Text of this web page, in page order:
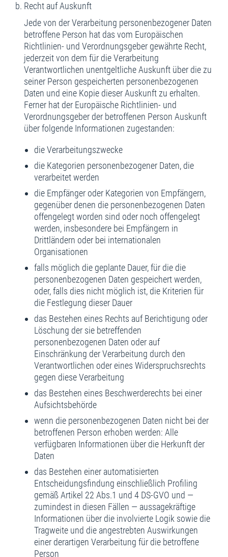
Recht auf Auskunft
Jede von der Verarbeitung personenbezogener Daten
betroffene Person hat das vom Europäischen
Richtlinien- und Verordnungsgeber gewährte Recht,
jederzeit von dem für die Verarbeitung
Verantwortlichen unentgeltliche Auskunft über die zu
seiner Person gespeicherten personenbezogenen
Daten und eine Kopie dieser Auskunft zu erhalten.
Ferner hat der Europäische Richtlinien- und
Verordnungsgeber der betroffenen Person Auskunft
über folgende Informationen zugestanden:
die Verarbeitungszwecke
die Kategorien personenbezogener Daten, die
verarbeitet werden
die Empfänger oder Kategorien von Empfängern,
gegenüber denen die personenbezogenen Daten
offengelegt worden sind oder noch offengelegt
werden, insbesondere bei Empfängern in
Drittländern oder bei internationalen
Organisationen
falls möglich die geplante Dauer, für die die
personenbezogenen Daten gespeichert werden,
oder, falls dies nicht möglich ist, die Kriterien für
die Festlegung dieser Dauer
das Bestehen eines Rechts auf Berichtigung oder
Löschung der sie betreffenden
personenbezogenen Daten oder auf
Einschränkung der Verarbeitung durch den
Verantwortlichen oder eines Widerspruchsrechts
gegen diese Verarbeitung
das Bestehen eines Beschwerderechts bei einer
Aufsichtsbehörde
wenn die personenbezogenen Daten nicht bei der
betroffenen Person erhoben werden: Alle
verfügbaren Informationen über die Herkunft der
Daten
das Bestehen einer automatisierten
Entscheidungsfindung einschließlich Profiling
gemäß Artikel 22 Abs.1 und 4 DS-GVO und —
zumindest in diesen Fällen — aussagekräftige
Informationen über die involvierte Logik sowie die
Tragweite und die angestrebten Auswirkungen
einer derartigen Verarbeitung für die betroffene
Person